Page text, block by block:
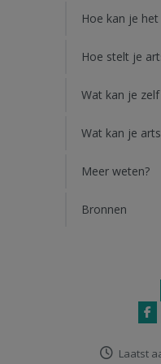
Hoe kan je
Hoe stelt je
Wat kan je
Wat kan je
Meer weten?
Bronnen
Laatst